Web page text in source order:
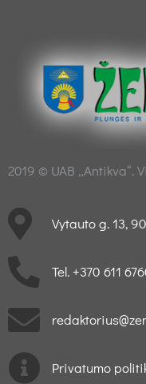
2019 © UAB „Antikva“.
Vytauto g. 13,
Tel. +370 611
Privatumo